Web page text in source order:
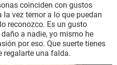
coinciden con gustos
vez temor a lo que puedan
reconozco. Es un gusto
a nadie, yo mismo he
por eso. Que suerte tienes
regalarte una falda.